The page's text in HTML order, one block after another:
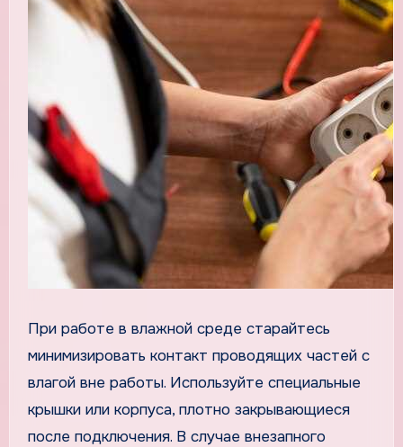
При работе в влажной среде старайтесь
минимизировать контакт проводящих частей с
влагой вне работы. Используйте специальные
крышки или корпуса, плотно закрывающиеся
после подключения. В случае внезапного